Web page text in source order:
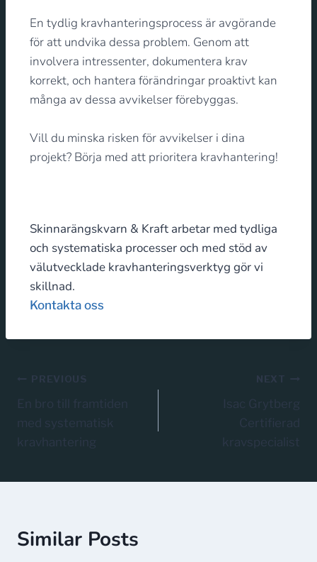
En tydlig kravhanteringsprocess är avgörande
för att undvika dessa problem. Genom att
involvera intressenter, dokumentera krav
korrekt, och hantera förändringar proaktivt kan
många av dessa avvikelser förebyggas.
Vill du minska risken för avvikelser i dina
projekt? Börja med att prioritera kravhantering!
Skinnarängskvarn & Kraft arbetar med tydliga
och systematiska processer och med stöd av
välutvecklade kravhanteringsverktyg gör vi
skillnad.
Kontakta oss
PREVIOUS
En bro till framtiden
med systematisk
kravhantering
NEXT
Isac Grytberg
Certifierad
kravspecialist
Similar Posts